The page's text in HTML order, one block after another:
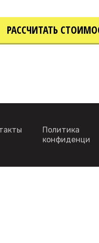
РАССЧИТАТЬ
Политика